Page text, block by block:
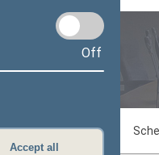
Off
Accept all
Plenary sittings